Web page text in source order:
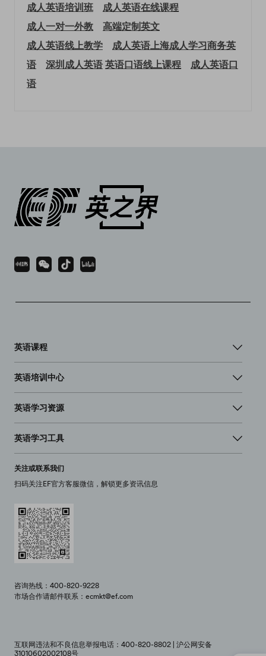
成人英语培训班
成人英语在线课程
成人一对一外教
高端定制英文
成人英语线上教学
成人英语上海成人学习商务英
语
深圳成人英语英语口语线上课程
成人英语口
语
英语课程
英语培训中心
英语学习资源
英语学习工具
关注或联系我们
扫码关注EF官方客服微信，解锁更多资讯信息
咨询热线：400-820-9228
市场合作请邮件联系：ecmkt@ef.com
互联网违法和不良信息举报电话：400-820-8802 | 沪公网安备
31010602002108号